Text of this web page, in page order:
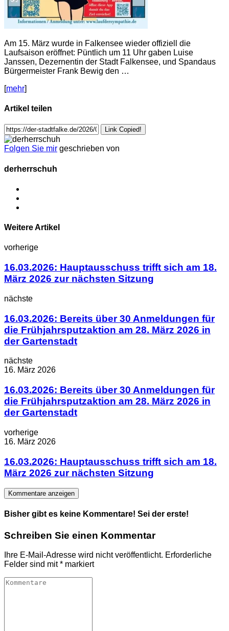
Am 15. März wurde in Falkensee wieder offiziell die
Laufsaison eröffnet: Püntlich um 11 Uhr gaben Luise
Janssen, Dezernentin der Stadt Falkensee, und Spandaus
Bürgermeister Frank Bewig den …
[mehr]
Artikel teilen
Link Copied!
Folgen Sie mir geschrieben von
derherrschuh
Weitere Artikel
vorherige
16.03.2026: Hauptausschuss trifft sich am 18.
März 2026 zur nächsten Sitzung
nächste
16.03.2026: Bereits über 30 Anmeldungen für
die Frühjahrsputzaktion am 28. März 2026 in
der Gartenstadt
nächste
16. März 2026
16.03.2026: Bereits über 30 Anmeldungen für
die Frühjahrsputzaktion am 28. März 2026 in
der Gartenstadt
vorherige
16. März 2026
16.03.2026: Hauptausschuss trifft sich am 18.
März 2026 zur nächsten Sitzung
Kommentare anzeigen
Bisher gibt es keine Kommentare! Sei der erste!
Schreiben Sie einen Kommentar
Ihre E-Mail-Adresse wird nicht veröffentlicht. Erforderliche
Felder sind mit* markiert